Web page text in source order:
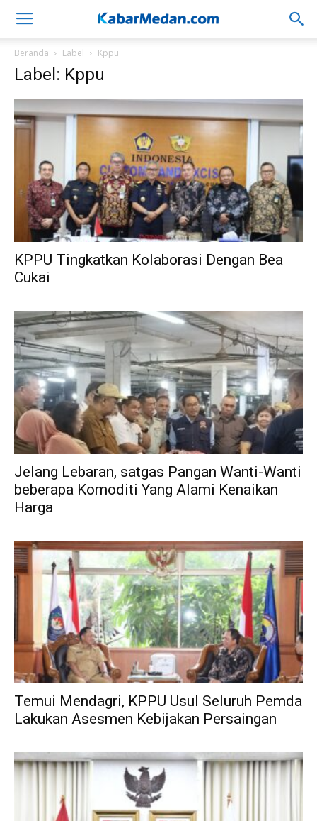
Beranda Label Kppu
Label: Kppu
KPPU Tingkatkan Kolaborasi Dengan Bea
Cukai
Jelang Lebaran, satgas Pangan Wanti-Wanti
beberapa Komoditi Yang Alami Kenaikan
Harga
Temui Mendagri, KPPU Usul Seluruh Pemda
Lakukan Asesmen Kebijakan Persaingan